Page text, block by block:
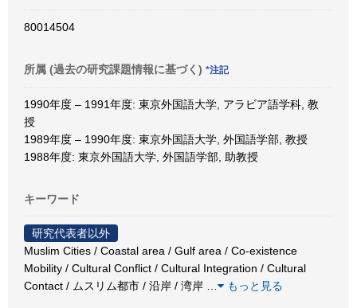
80014504
所属 (過去の研究課題情報に基づく) *注記
1990年度 – 1991年度: 東京外国語大学, アラビア語学科, 教
授
1989年度 – 1990年度: 東京外国語大学, 外国語学部, 教授
1988年度: 東京外国語大学, 外国語学部, 助教授
キーワード
研究代表者以外
Muslim Cities / Coastal area / Gulf area / Co-existence
Mobility / Cultural Conflict / Cultural Integration / Cultural
Contact / ムスリム都市 / 沿岸 / 湾岸
もっと見る